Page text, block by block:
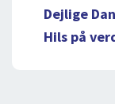
Dejlige
Hils på